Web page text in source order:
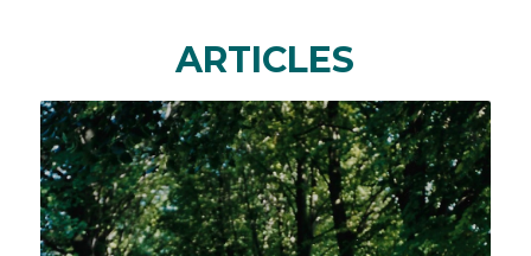
ARTICLES